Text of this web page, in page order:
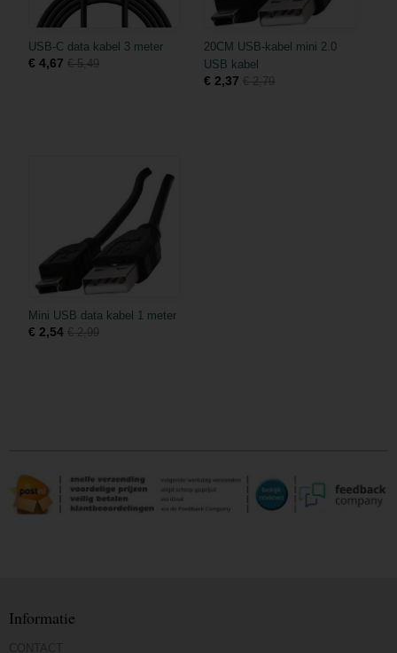
USB-C data kabel 3 meter
€ 4,67 € 5,49
20CM USB-kabel mini 2.0
USB kabel
€ 2,37 € 2,79
Mini USB data kabel 1 meter
€ 2,54 € 2,99
Informatie